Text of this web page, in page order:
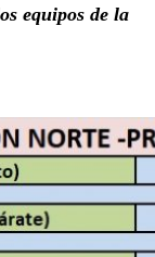
equipos de la